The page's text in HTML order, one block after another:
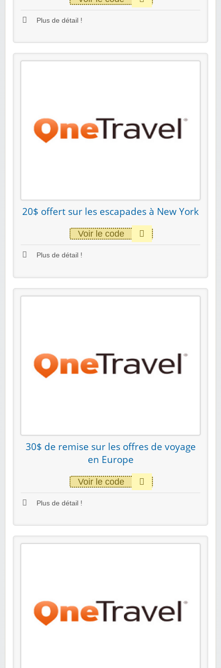
Plus de détail !
20$ offert sur les escapades à New York
Voir le code
Plus de détail !
30$ de remise sur les offres de voyage
en Europe
Voir le code
Plus de détail !